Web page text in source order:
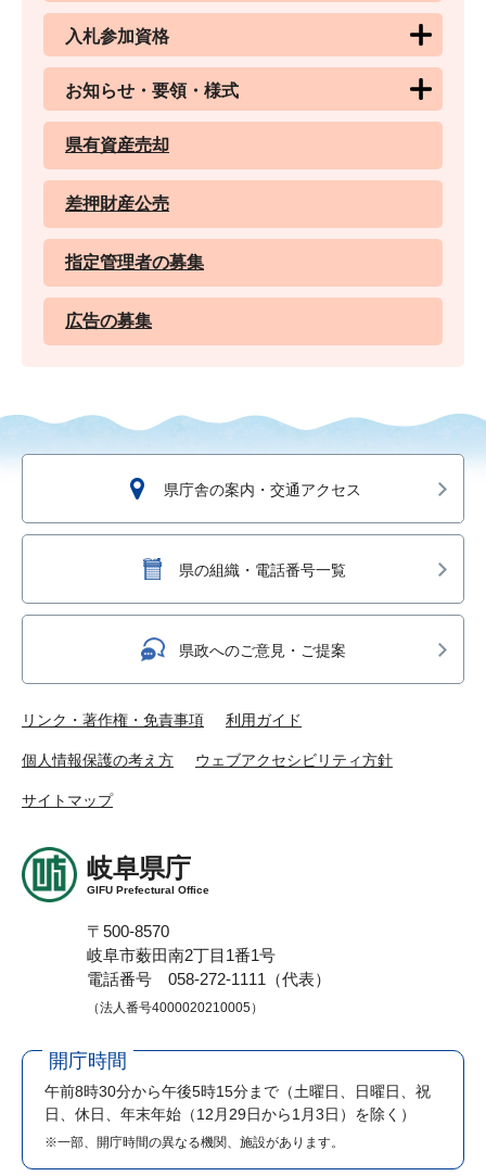
入札参加資格
お知らせ・要領・様式
県有資産売却
差押財産公売
指定管理者の募集
広告の募集
県庁舎の案内・交通アクセス
県の組織・電話番号一覧
県政へのご意見・ご提案
リンク・著作権・免責事項 利用ガイド
個人情報保護の考え方 ウェブアクセシビリティ方針
サイトマップ
岐阜県庁
GIFU Prefectural Office
〒500-8570
岐阜市薮田南2丁目1番1号
電話番号 058-272-1111（代表）
（法人番号4000020210005）
開庁時間
午前8時30分から午後5時15分まで （土曜日、日曜日、祝
日、休日、年末年始（12月29日から1月3日）を除く）
※一部、開庁時間の異なる機関、施設があります。